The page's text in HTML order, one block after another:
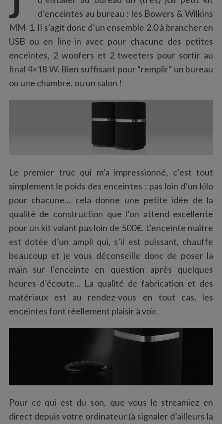
:
d’enceintes au bureau : les Bowers & Wilkins
MM-1. Il s’agit donc d’un ensemble 2.0 à brancher en
USB ou en line-in avec pour chacune des petites
enceintes, 2 woofers et 2 tweeters pour sortir au
final 4×18 W. Bien suffisant pour “remplir” un bureau
ou une chambre, ou un salon !
Le premier truc qui m’a impressionné, c’est tout
simplement le poids des enceintes : pas loin d’un kilo
pour chacune… cela donne une petite idée de la
qualité de construction que l’on attend excellente
pour un kit valant pas loin de 500€. L’enceinte maître
est dotée d’un ampli qui, s’il est puissant, chauffe
beaucoup et je vous déconseille donc de poser la
main sur l’enceinte en question après quelques
heures d’écoute… La qualité de fabrication et des
matériaux est au rendez-vous en tout cas, les
enceintes font réellement plaisir à voir.
Pour ce qui est du son, que vous le streamiez en
direct depuis votre ordinateur (à signaler d’ailleurs la